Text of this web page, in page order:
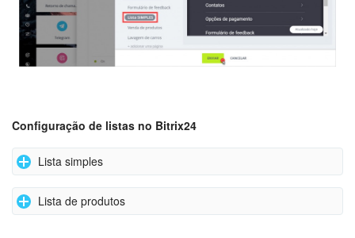
Configuração de listas no Bitrix24
Lista simples
Crie um campo personalizado
Lista de produtos